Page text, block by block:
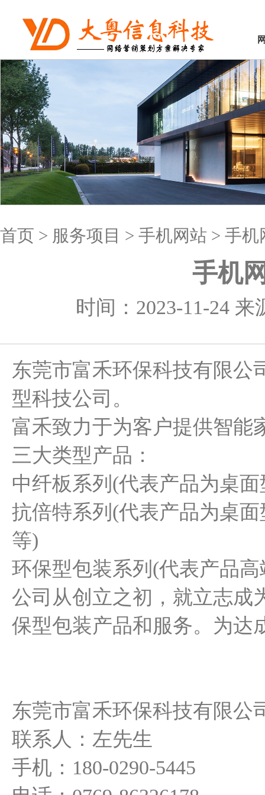
首页 > 服务项目 > 手机网站 > 手机
手机
时间：2023-11-24
东莞市富禾环保科技有限公
型科技公司。
富禾致力于为客户提供智能
三大类型产品：
中纤板系列(代表产品为桌
抗倍特系列(代表产品为桌
等)
环保型包装系列(代表产品
公司从创立之初，就立志成
保型包装产品和服务。为达
东莞市富禾环保科技有限公
联系人：左先生
手机：180-0290-5445